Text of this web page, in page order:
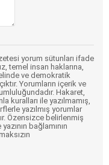
yorum sütunları ifade
temel insan haklarına,
ve demokratik
Yorumların içerik ve
Hakaret,
kuralları ile yazılmamış,
yazılmış yorumlar
Özensizce belirlenmiş
bağlamının